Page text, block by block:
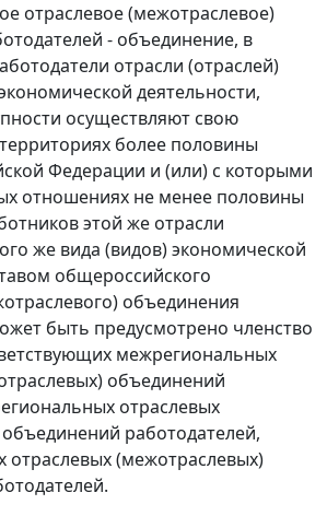
отраслевое (межотраслевое)
- объединение, в
отрасли (отраслей)
деятельности,
осуществляют свою
более половины
Федерации и (или) с которыми
отношениях не менее половины
этой же отрасли
же вида (видов) экономической
общероссийского
объединения
быть предусмотрено членство
межрегиональных
объединений
отраслевых
работодателей,
отраслевых (межотраслевых)